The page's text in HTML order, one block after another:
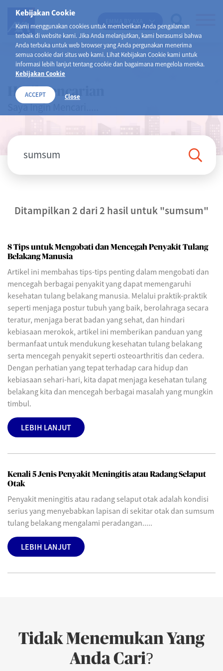
Kebijakan Cookie
Kami menggunakan cookies untuk memberikan Anda pengalaman
terbaik di website kami. Jika Anda melanjutkan, kami berasumsi bahwa
Anda terbuka untuk web browser yang Anda pergunakan menerima
semua cookie dari situs web kami. Lihat Kebijakan Cookie kami untuk
informasi lebih lanjut tentang cookie dan bagaimana mengelola mereka.
Kebijakan Cookie
ACCEPT Close
Hasil Pencarian
Saya Ingin Mencari.....
Ditampilkan 2 dari 2 hasil untuk"sumsum"
8 Tips untuk Mengobati dan Mencegah Penyakit Tulang
Belakang Manusia
Artikel ini membahas tips-tips penting dalam mengobati dan
mencegah berbagai penyakit yang dapat memengaruhi
kesehatan tulang belakang manusia. Melalui praktik-praktik
seperti menjaga postur tubuh yang baik, berolahraga secara
teratur, menjaga berat badan yang sehat, dan hindari
kebiasaan merokok, artikel ini memberikan panduan yang
bermanfaat untuk mendukung kesehatan tulang belakang
serta mencegah penyakit seperti osteoarthritis dan cedera.
Dengan perhatian yang tepat terhadap cara hidup dan
kebiasaan sehari-hari, kita dapat menjaga kesehatan tulang
belakang kita dan mencegah berbagai masalah yang mungkin
timbul.
LEBIH LANJUT
Kenali 5 Jenis Penyakit Meningitis atau Radang Selaput
Otak
Penyakit meningitis atau radang selaput otak adalah kondisi
serius yang menyebabkan lapisan di sekitar otak dan sumsum
tulang belakang mengalami peradangan.....
LEBIH LANJUT
Tidak Menemukan Yang
Anda Cari?